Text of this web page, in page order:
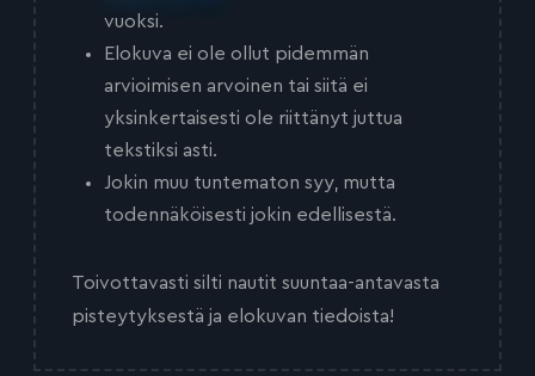
vuoksi.
Elokuva ei ole ollut pidemmän
arvioimisen arvoinen tai siitä ei
yksinkertaisesti ole riittänyt juttua
tekstiksi asti.
Jokin muu tuntematon syy, mutta
todennäköisesti jokin edellisestä.
Toivottavasti silti nautit suuntaa-antavasta
pisteytyksestä ja elokuvan tiedoista!